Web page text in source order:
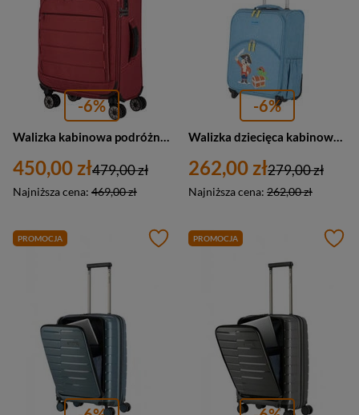
-6%
450,00 zł
Najniższa cena: 469,00 zł
479,00 zł
-6%
262,00 zł
Najniższa cena: 262,00 zł
279,00 zł
PROMOCJA PROMOCJA